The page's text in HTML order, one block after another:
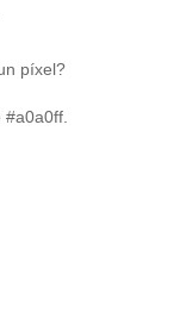
píxel?
#a0a0ff.